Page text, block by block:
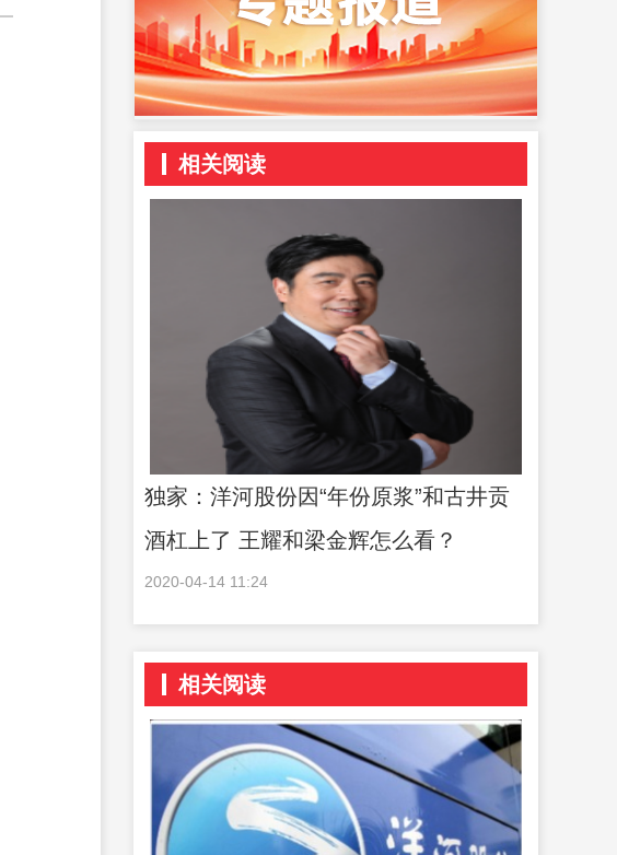
相关阅读
独家：洋河股份因“年份原浆”和古井贡
酒杠上了 王耀和梁金辉怎么看？
2020-04-14 11:24
相关阅读